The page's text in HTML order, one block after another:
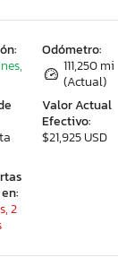
Odómetro:
111,250 mi
(Actual)
Valor Actual
Efectivo:
$21,925 USD
2